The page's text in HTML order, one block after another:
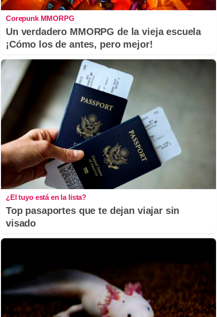
Corepunk MMORPG
Un verdadero MMORPG de la vieja escuela
¡Cómo los de antes, pero mejor!
¿El tuyo está en la lista?
Top pasaportes que te dejan viajar sin
visado